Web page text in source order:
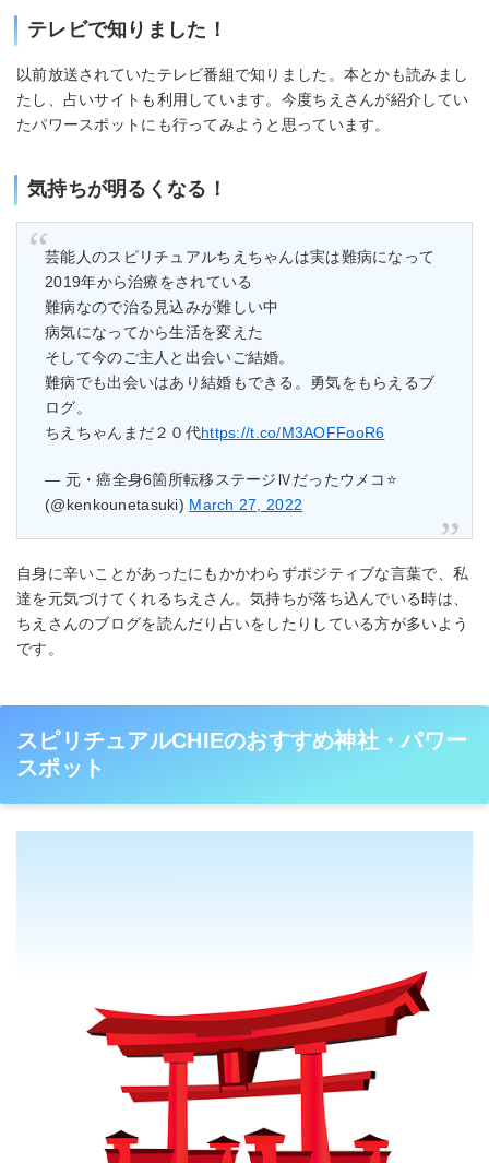
テレビで知りました！
以前放送されていたテレビ番組で知りました。本とかも読みまし
たし、占いサイトも利用しています。今度ちえさんが紹介してい
たパワースポットにも行ってみようと思っています。
気持ちが明るくなる！
芸能人のスピリチュアルちえちゃんは実は難病になって
2019年から治療をされている
難病なので治る見込みが難しい中
病気になってから生活を変えた
そして今のご主人と出会いご結婚。
難病でも出会いはあり結婚もできる。勇気をもらえるブ
ログ。
ちえちゃんまだ２０代https://t.co/M3AOFFooR6
— 元・癌全身6箇所転移ステージⅣだったウメコ⭐️
(@kenkounetasuki) March 27, 2022
自身に辛いことがあったにもかかわらずポジティブな言葉で、私
達を元気づけてくれるちえさん。気持ちが落ち込んでいる時は、
ちえさんのブログを読んだり占いをしたりしている方が多いよう
です。
スピリチュアルCHIEのおすすめ神社・パワー
スポット